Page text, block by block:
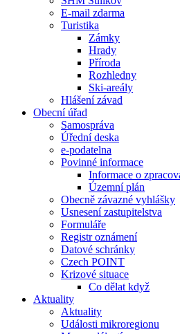
E-mail zdarma
Turistika
Zámky
Hrady
Příroda
Rozhledny
Ski-areály
Hlášení závad
Obecní úřad
Samospráva
Úřední deska
e-podatelna
Povinné informace
Informace o
Územní plán
Obecně závazné vyhlášky
Usnesení zastupitelstva
Formuláře
Registr oznámení
Datové schránky
Czech POINT
Krizové situace
Co dělat když
Aktuality
Aktuality
Události mikroregionu